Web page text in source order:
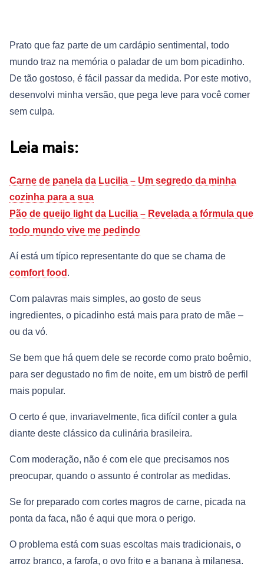
Prato que faz parte de um cardápio sentimental, todo
mundo traz na memória o paladar de um bom picadinho.
De tão gostoso, é fácil passar da medida. Por este motivo,
desenvolvi minha versão, que pega leve para você comer
sem culpa.
Leia mais:
Carne de panela da Lucilia – Um segredo da minha
cozinha para a sua
Pão de queijo light da Lucilia – Revelada a fórmula que
todo mundo vive me pedindo
Aí está um típico representante do que se chama de
comfort food .
Com palavras mais simples, ao gosto de seus
ingredientes, o picadinho está mais para prato de mãe –
ou da vó.
Se bem que há quem dele se recorde como prato boêmio,
para ser degustado no fim de noite, em um bistrô de perfil
mais popular.
O certo é que, invariavelmente, fica difícil conter a gula
diante deste clássico da culinária brasileira.
Com moderação, não é com ele que precisamos nos
preocupar, quando o assunto é controlar as medidas.
Se for preparado com cortes magros de carne, picada na
ponta da faca, não é aqui que mora o perigo.
O problema está com suas escoltas mais tradicionais, o
arroz branco, a farofa, o ovo frito e a banana à milanesa.